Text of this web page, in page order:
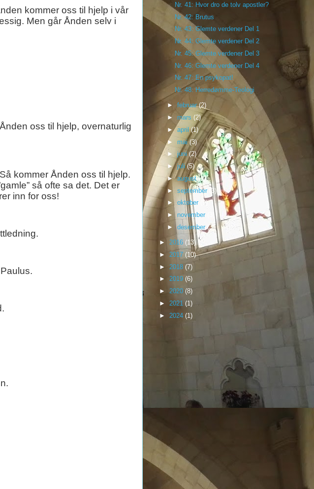
kommer oss til hjelp i vår
Men går Ånden selv i
oss til hjelp, overnaturlig
kommer Ånden oss til hjelp.
så ofte sa det. Det er
inn for oss!
Nr. 41: Hvor dro de tolv apostler?
Nr. 42: Brutus
Nr. 43: Glemte verdener Del 1
Nr. 44: Glemte verdener Del 2
Nr. 45: Glemte verdener Del 3
Nr. 46: Glemte verdener Del 4
Nr. 47: En psykopat!
Nr. 48: Herredømme-Teologi
► februar(2)
► mars (2)
►april(1)
► mai(3)
► juni(2)
►juli(5)
►august(1)
► september (3)
► oktober
(9)
► november
(3)
►desember (3)
► 2016 (13)
► 2017 (10)
► 2018 (7)
► 2019 (6)
► 2020 (8)
► 2021 (1)
► 2024 (1)